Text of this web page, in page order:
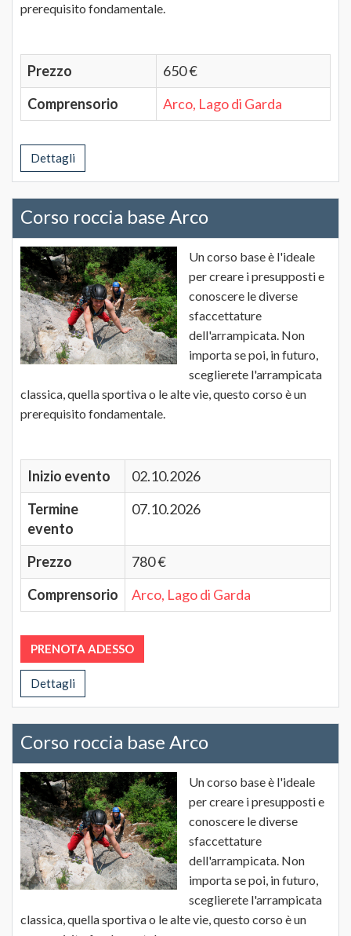
prerequisito fondamentale.
Prezzo
650 €
Comprensorio
Arco, Lago di Garda
Dettagli
Corso roccia base Arco
Un corso base è l'ideale
per creare i presupposti e
conoscere le diverse
sfaccettature
dell'arrampicata. Non
importa se poi, in futuro,
sceglierete l'arrampicata
classica, quella sportiva o le alte vie, questo corso è un
prerequisito fondamentale.
Inizio evento
02.10.2026
Termine
evento
07.10.2026
Prezzo
780 €
Comprensorio
Arco, Lago di Garda
PRENOTA ADESSO
Dettagli
Corso roccia base Arco
Un corso base è l'ideale
per creare i presupposti e
conoscere le diverse
sfaccettature
dell'arrampicata. Non
importa se poi, in futuro,
sceglierete l'arrampicata
classica, quella sportiva o le alte vie, questo corso è un